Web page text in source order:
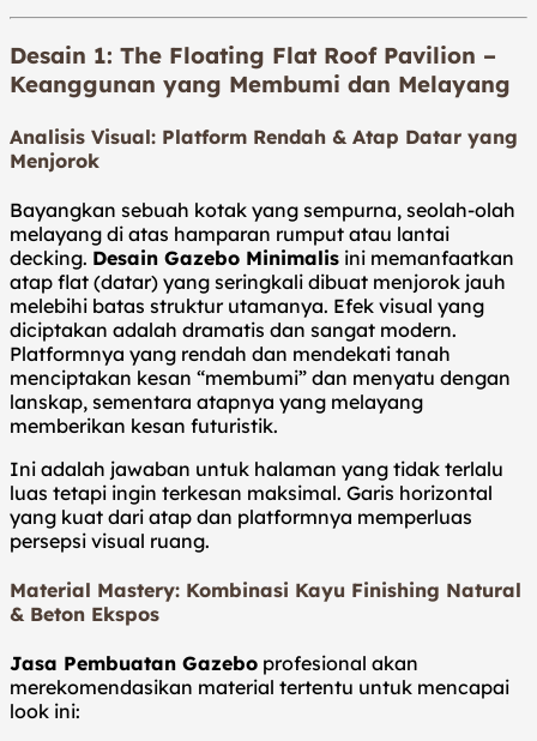
Desain 1: The Floating Flat Roof Pavilion –
Keanggunan yang Membumi dan Melayang
Analisis Visual: Platform Rendah & Atap Datar yang
Menjorok
Bayangkan sebuah kotak yang sempurna, seolah-olah
melayang di atas hamparan rumput atau lantai
decking. Desain Gazebo Minimalis ini memanfaatkan
atap flat (datar) yang seringkali dibuat menjorok jauh
melebihi batas struktur utamanya. Efek visual yang
diciptakan adalah dramatis dan sangat modern.
Platformnya yang rendah dan mendekati tanah
menciptakan kesan “membumi” dan menyatu dengan
lanskap, sementara atapnya yang melayang
memberikan kesan futuristik.
Ini adalah jawaban untuk halaman yang tidak terlalu
luas tetapi ingin terkesan maksimal. Garis horizontal
yang kuat dari atap dan platformnya memperluas
persepsi visual ruang.
Material Mastery: Kombinasi Kayu Finishing Natural
& Beton Ekspos
Jasa Pembuatan Gazebo profesional akan
merekomendasikan material tertentu untuk mencapai
look ini: